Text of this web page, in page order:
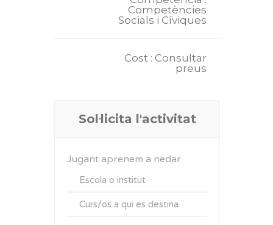
Competències
Socials i Cíviques
Cost : Consultar
preus
Sol·licita l'activitat
Jugant aprenem a nedar